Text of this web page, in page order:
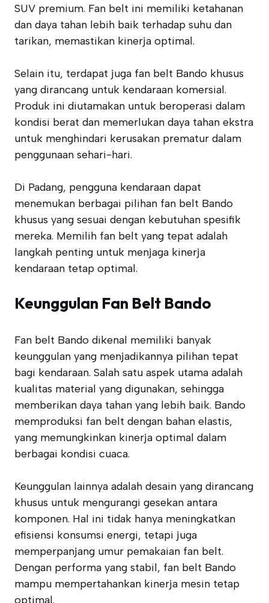
SUV premium. Fan belt ini memiliki ketahanan
dan daya tahan lebih baik terhadap suhu dan
tarikan, memastikan kinerja optimal.
Selain itu, terdapat juga fan belt Bando khusus
yang dirancang untuk kendaraan komersial.
Produk ini diutamakan untuk beroperasi dalam
kondisi berat dan memerlukan daya tahan ekstra
untuk menghindari kerusakan prematur dalam
penggunaan sehari-hari.
Di Padang, pengguna kendaraan dapat
menemukan berbagai pilihan fan belt Bando
khusus yang sesuai dengan kebutuhan spesifik
mereka. Memilih fan belt yang tepat adalah
langkah penting untuk menjaga kinerja
kendaraan tetap optimal.
Keunggulan Fan Belt Bando
Fan belt Bando dikenal memiliki banyak
keunggulan yang menjadikannya pilihan tepat
bagi kendaraan. Salah satu aspek utama adalah
kualitas material yang digunakan, sehingga
memberikan daya tahan yang lebih baik. Bando
memproduksi fan belt dengan bahan elastis,
yang memungkinkan kinerja optimal dalam
berbagai kondisi cuaca.
Keunggulan lainnya adalah desain yang dirancang
khusus untuk mengurangi gesekan antara
komponen. Hal ini tidak hanya meningkatkan
efisiensi konsumsi energi, tetapi juga
memperpanjang umur pemakaian fan belt.
Dengan performa yang stabil, fan belt Bando
mampu mempertahankan kinerja mesin tetap
optimal.